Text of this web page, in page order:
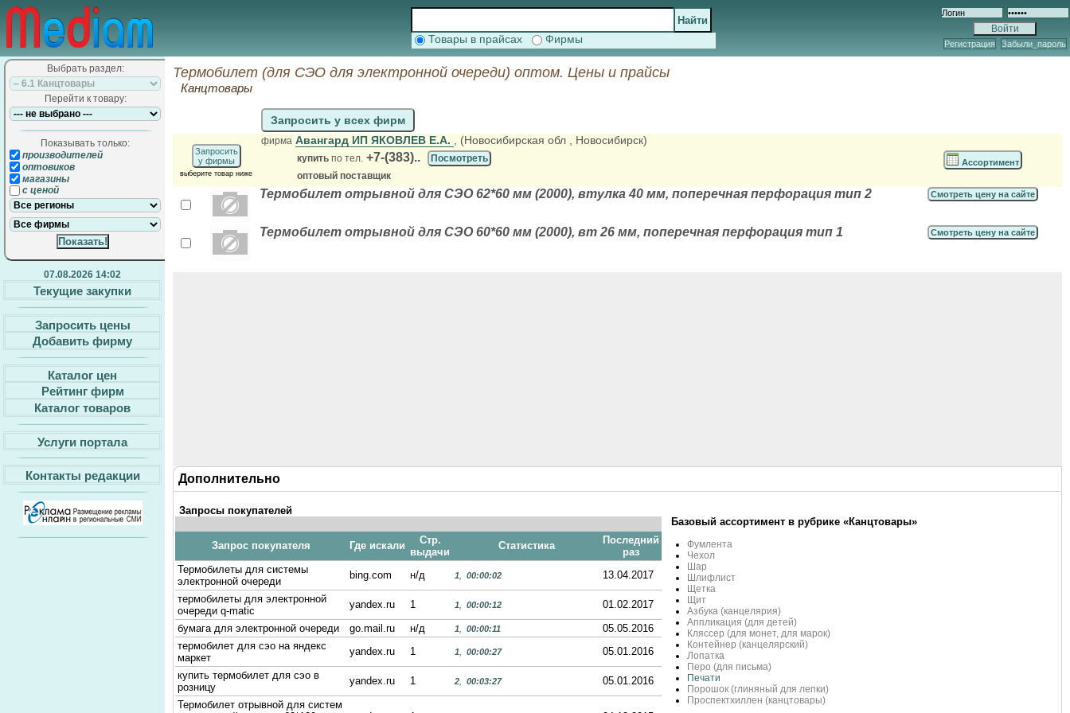
Товары в прайсах Фирмы Регистрация Забыли_пароль
Выбрать раздел:
Перейти к товару:
Показывать только:
производителей
оптовиков
магазины
с ценой
07.08.2026 14:02
Текущие закупки
Запросить цены
Добавить фирму
Каталог цен
Рейтинг фирм
Каталог товаров
Услуги портала
Контакты редакции
Термобилет (для СЭО для электронной очереди) оптом. Цены и прайсы
Канцтовары
Запросить у всех фирм
Запросить
у фирмы
выберите товар ниже
фирма Авангард ИП ЯКОВЛЕВ Е.А. , (Новосибирская обл , Новосибирск)
купить по тел. +7-(383)..
Посмотреть
оптовый поставщик
Ассортимент
Термобилет отрывной для СЭО 62*60 мм (2000), втулка 40 мм, поперечная перфорация тип 2 Смотреть цену на сайте
Термобилет отрывной для СЭО 60*60 мм (2000), вт 26 мм, поперечная перфорация тип 1 Смотреть цену на сайте
Дополнительно
Запросы покупателей
Запрос покупателя Где искали
Стр.
выдачи
Статистика
Последний
раз
Термобилеты для системы
электронной очереди
bing.com н/д 1 00:00:02
13.04.2017
термобилеты для электронной
очереди q-matic
yandex.ru 1 1 00:00:12
01.02.2017
бумага для электронной очереди
go.mail.ru н/д 1 00:00:11
05.05.2016
термобилет для сэо на яндекс
маркет
yandex.ru 1 1 00:00:27
05.01.2016
купить термобилет для сэо в
розницу
yandex.ru 1 2 00:03:27
05.01.2016
Термобилет отрывной для систем
Базовый ассортимент в рубрике «Канцтовары»
Фумлента
Чехол
Шар
Шлифлист
Щетка
Щит
Азбука (канцелярия)
Аппликация (для детей)
Кляссер (для монет, для марок)
Контейнер (канцелярский)
Лопатка
Перо (для письма)
Печати
Порошок (глиняный для лепки)
Проспектхиллен (канцтовары)